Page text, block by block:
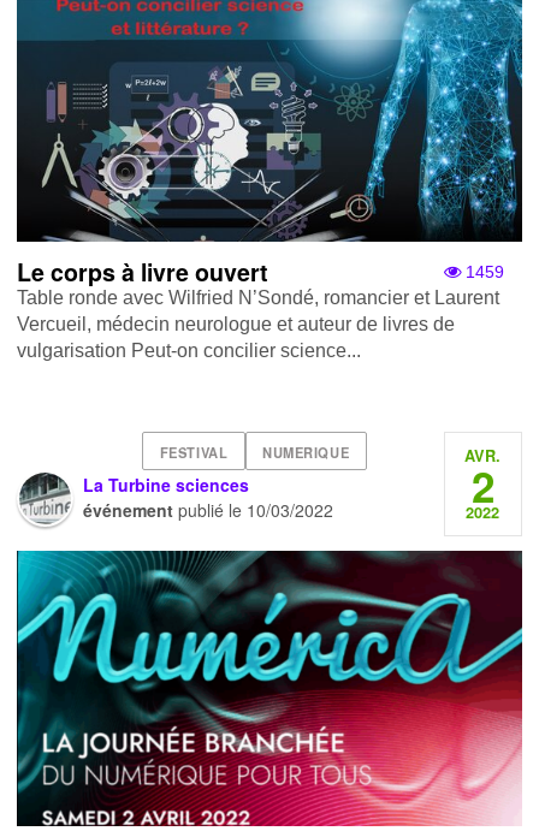
1459
Le corps à livre ouvert
Table ronde avec Wilfried N’Sondé, romancier et Laurent
Vercueil, médecin neurologue et auteur de livres de
vulgarisation Peut-on concilier science...
FESTIVAL NUMERIQUE
La Turbine sciences
événement publié le 10/03/2022
AVR.
2
2022